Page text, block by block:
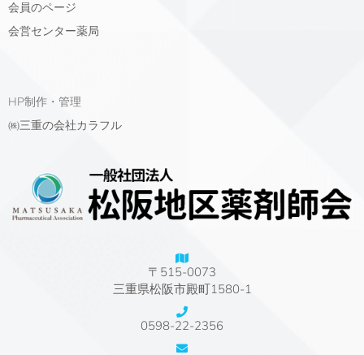
会員のページ
会営センター薬局
HP制作・管理
㈱三重の会社カラフル
〒515-0073
三重県松阪市殿町1580-1
0598-22-2356